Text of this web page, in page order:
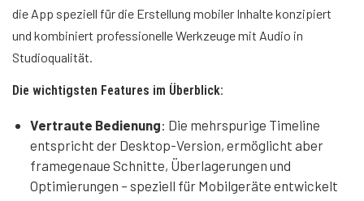
die App speziell für die Erstellung mobiler Inhalte konzipiert
und kombiniert professionelle Werkzeuge mit Audio in
Studioqualität.
Die wichtigsten Features im Überblick:
Vertraute Bedienung: Die mehrspurige Timeline
entspricht der Desktop-Version, ermöglicht aber
framegenaue Schnitte, Überlagerungen und
Optimierungen – speziell für Mobilgeräte entwickelt